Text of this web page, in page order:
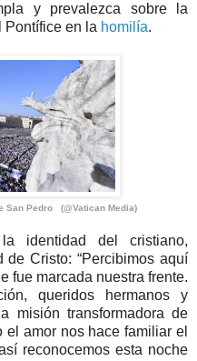
y prevalezca sobre la
Pontífice en la homilía.
San Pedro (@Vatican Media)
identidad del cristiano,
Cristo: “Percibimos aquí
fue marcada nuestra frente.
queridos hermanos y
misión transformadora de
amor nos hace familiar el
reconocemos esta noche